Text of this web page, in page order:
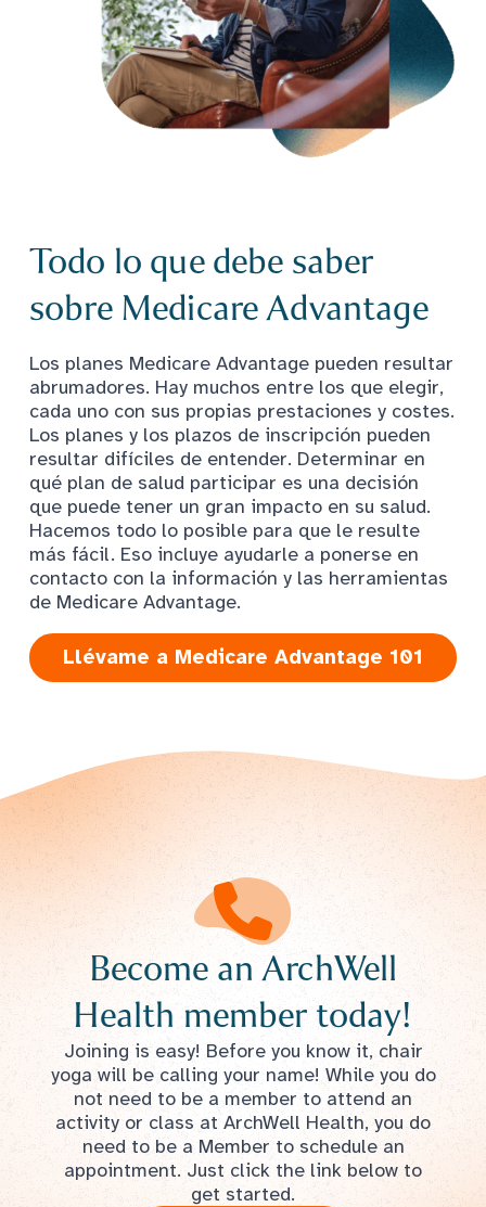
Todo lo que debe saber
sobre Medicare Advantage
Los planes Medicare Advantage pueden resultar
abrumadores. Hay muchos entre los que elegir,
cada uno con sus propias prestaciones y costes.
Los planes y los plazos de inscripción pueden
resultar difíciles de entender. Determinar en
qué plan de salud participar es una decisión
que puede tener un gran impacto en su salud.
Hacemos todo lo posible para que le resulte
más fácil. Eso incluye ayudarle a ponerse en
contacto con la información y las herramientas
de Medicare Advantage.
Llévame a Medicare Advantage 101
Become an ArchWell
Health member today!
Joining is easy! Before you know it, chair
yoga will be calling your name! While you do
not need to be a member to attend an
activity or class at ArchWell Health, you do
need to be a Member to schedule an
appointment. Just click the link below to
get started.